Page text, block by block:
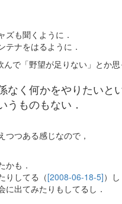
ズも聞くように．
テナをはるように．
で「野望が足りない」とか思
なく何かをやりたいと
うものもない．
つつある感じなので，
かも．
りしてる（[2008-06-18-5]）し
出てみたりもしてるし．